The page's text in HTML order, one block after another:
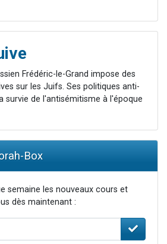
Frédéric-le-Grand impose des
sur les Juifs. Ses politiques anti-
survie de l'antisémitisme à l'époque
Box
semaine les nouveaux cours et
dès maintenant :